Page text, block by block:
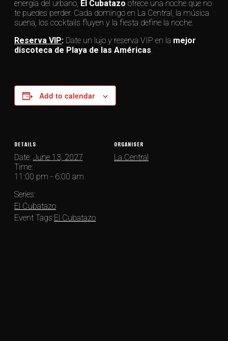
energía del urbano, El Cubatazo ofrece una noche que no
te puedes perder. Cada domingo en La Central, la música
suena, los cocktails fluyen y la fiesta define la noche.
Reserva VIP: Date un lujo y reserva VIP en la mejor
discoteca de Playa de las Américas.
Add to calendar
DETAILS
Date: June 13, 2027
Time:
11:00 pm - 6:00 am
Series:
El Cubatazo
Event Tags:El Cubatazo
ORGANISER
La Central